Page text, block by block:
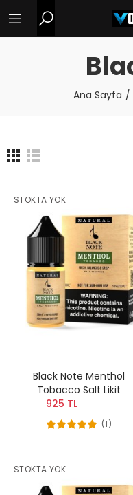
Ana Sayfa
STOKTA YOK
Black Note Menthol
Tobacco Salt Likit
925 TL
(1)
STOKTA YOK